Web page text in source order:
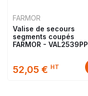
FARMOR
Valise de secours
segments coupés
FARMOR - VAL2539PP
52,05 € HT